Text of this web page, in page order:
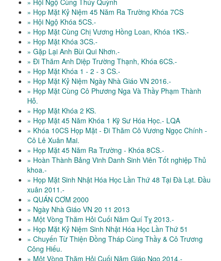
» Hội Ngộ Cùng Thúy Quỳnh
» Họp Mặt Kỷ Niệm 45 Năm Ra Trường Khóa 7CS
» Hội Ngộ Khóa 5CS.-
» Họp Mặt Cùng Chị Vương Hồng Loan, Khóa 1KS.-
» Họp Mặt Khóa 3CS.-
» Gặp Lại Anh Bùi Qui Nhơn.-
» Đi Thăm Anh Diệp Trường Thạnh, Khóa 6CS.-
» Họp Mặt Khóa 1 - 2 - 3 CS.-
» Họp Mặt Kỷ Niệm Ngày Nhà Giáo VN 2016.-
» Họp Mặt Cùng Cô Phương Nga Và Thầy Phạm Thành
Hỗ.
» Họp Mặt Khóa 2 KS.
» Họp Mặt 45 Năm Khóa 1 Kỹ Sư Hóa Học.- LQA
» Khóa 10CS Họp Mặt - Đi Thăm Cô Vương Ngọc Chính -
Cô Lê Xuân Mai.
» Họp Mặt 45 Năm Ra Trường - Khóa 8CS.-
» Hoàn Thành Bảng Vinh Danh Sinh Viên Tốt nghiệp Thủ
khoa.-
» Họp Mặt Sinh Nhật Hóa Học Lần Thứ 48 Tại Đà Lạt. Đầu
xuân 2011.-
» QUÁN CƠM 2000
» Ngày Nhà Giáo VN 20 11 2013
» Một Vòng Thăm Hỏi Cuối Năm Quí Tỵ 2013.-
» Họp Mặt Kỷ Niệm Sinh Nhật Hóa Học Lần Thứ 51
» Chuyến Từ Thiện Đồng Tháp Cùng Thầy & Cô Trương
Công Hiếu.
» Một Vòng Thăm Hỏi Cuối Năm Giáp Ngọ 2014.-